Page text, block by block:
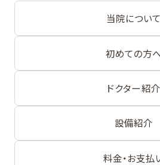
当院について
初めての方
ドクター紹介
設備紹介
料金・お支払